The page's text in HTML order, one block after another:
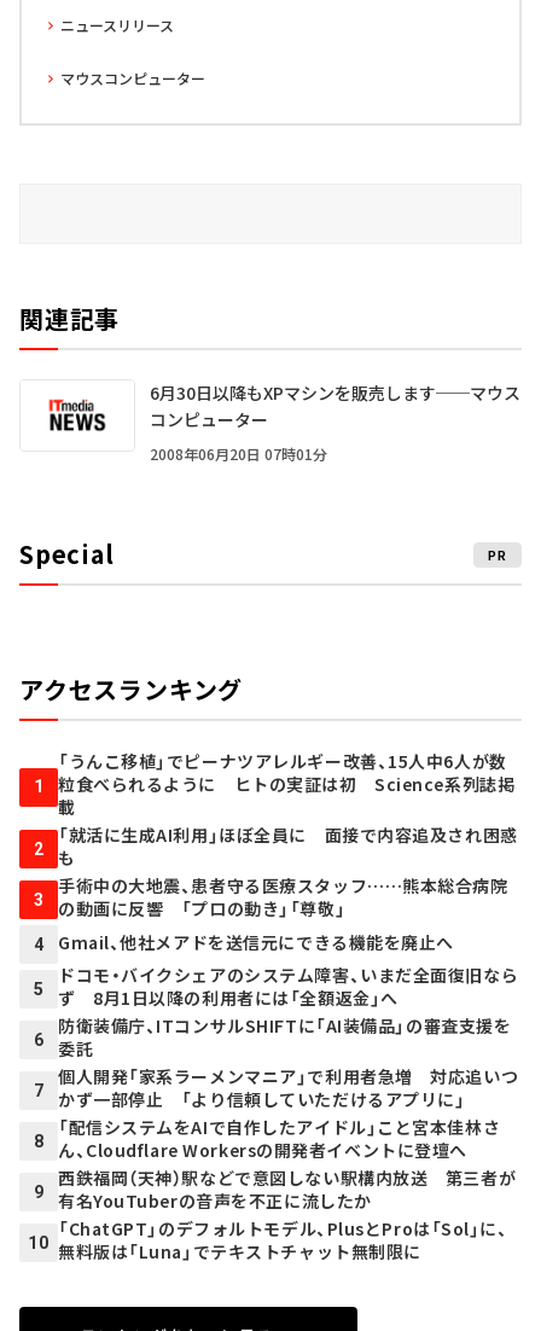
ニュースリリース
マウスコンピューター
関連記事
6月30日以降もXPマシンを販売します──マウス
コンピューター
2008年06月20日 07時01分
Special PR
アクセスランキング
1
「うんこ移植」でピーナツアレルギー改善、15人中6人が数
粒食べられるように ヒトの実証は初 Science系列誌掲
載
2
「就活に生成AI利用」ほぼ全員に 面接で内容追及され困惑
も
3
手術中の大地震、患者守る医療スタッフ……熊本総合病院
の動画に反響 「プロの動き」「尊敬」
4 Gmail、他社メアドを送信元にできる機能を廃止へ
5
ドコモ・バイクシェアのシステム障害、いまだ全面復旧なら
ず 8月1日以降の利用者には「全額返金」へ
6
防衛装備庁、ITコンサルSHIFTに「AI装備品」の審査支援を
委託
7
個人開発「家系ラーメンマニア」で利用者急増 対応追いつ
かず一部停止 「より信頼していただけるアプリに」
8
「配信システムをAIで自作したアイドル」こと宮本佳林さ
ん、Cloudflare Workersの開発者イベントに登壇へ
9
西鉄福岡（天神）駅などで意図しない駅構内放送 第三者が
有名YouTuberの音声を不正に流したか
10
「ChatGPT」のデフォルトモデル、PlusとProは「Sol」に、
無料版は「Luna」でテキストチャット無制限に